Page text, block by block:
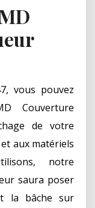
vous pouvez
Couverture
de votre
aux matériels
notre
saura poser
la bâche sur